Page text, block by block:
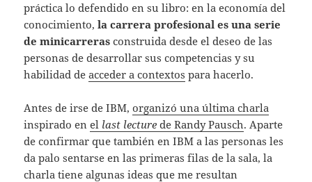
práctica lo defendido en su libro: en la economía del
conocimiento,la carrera profesional es una serie
de minicarreras construida desde el deseo de las
personas de desarrollar sus competencias y su
habilidad deacceder a contextos para hacerlo.
Antes de irse de IBM,organizó una última charla
inspirado enel last lecture de Randy Pausch. Aparte
de confirmar que también en IBM a las personas les
da palo sentarse en las primeras filas de la sala, la
charla tiene algunas ideas que me resultan